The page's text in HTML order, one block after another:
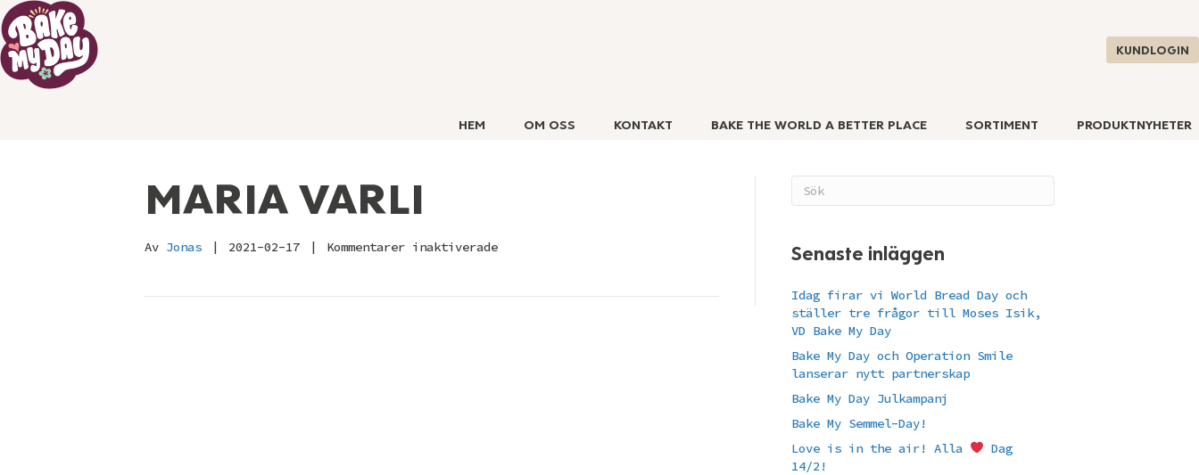
HEM OM OSS KONTAKT BAKE THE WORLD A BETTER PLACE SORTIMENT PRODUKTNYHETER
KUNDLOGIN
MARIA VARLI
Av Jonas | 2021-02-17 | Kommentarer inaktiveradeför
Senaste inläggen
Idag firar vi World Bread Day och
ställer tre frågor till Moses Isik,
VD Bake My Day
Bake My Day och Operation Smile
lanserar nytt partnerskap
Bake My Day Julkampanj
Bake My Semmel-Day!
Love is in the air! Alla
Dag
14/2!